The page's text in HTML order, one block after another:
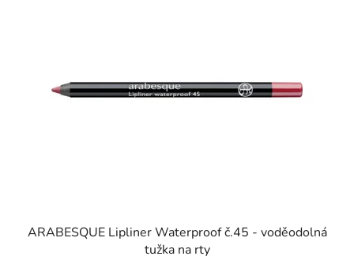
ARABESQUE Lipliner Waterproof č.45 - voděodolná
tužka na rty